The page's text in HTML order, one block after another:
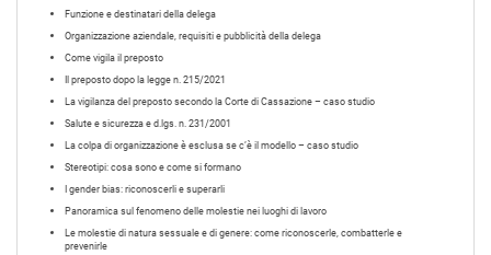
Funzione e destinatari della delega
Organizzazione aziendale, requisiti e pubblicità della delega
Come vigila il preposto
Il preposto dopo la legge n. 215/2021
La vigilanza del preposto secondo la Corte di Cassazione – caso studio
Salute e sicurezza e d.lgs. n. 231/2001
La colpa di organizzazione è esclusa se c’è il modello – caso studio
Stereotipi: cosa sono e come si formano
I gender bias: riconoscerli e superarli
Panoramica sul fenomeno delle molestie nei luoghi di lavoro
Le molestie di natura sessuale e di genere: come riconoscerle, combatterle e
prevenirle